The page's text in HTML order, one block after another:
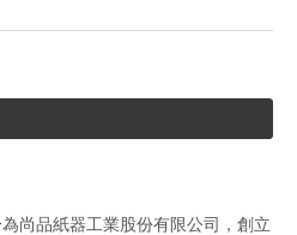
尚品紙器工業股份有限公司，創立